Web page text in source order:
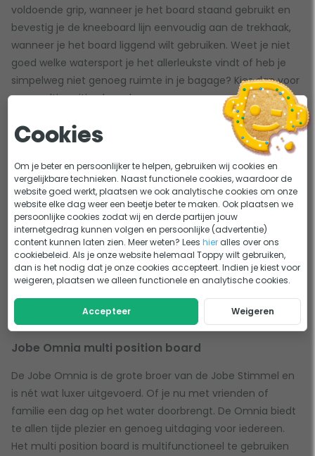
voldoende grip, wanneer je het board staand gebruikt en
bevestig je de kneeboard lijn eenvoudig aan de trekhaak,
wanneer je het board liggend wilt gebruiken. Weet je niet
goed welke watersport je het allerleukste vindt of heb je
simpelweg niet genoeg ruimte in je bagage? Kies dan voor
een multi position board.
Jobe Stimmel multi position board
DeJobe Stimmelis het instapmodel onder de multi
position boards en daarom ideaal voor de hele familie. Het
board is in zes verschillende posities te gebruiken. Hierdoor
is het board niet alleen leuk voor jong en oud, maar neemt
het ook nog eens veel minder plaats in op de boot. De
afneembare vinnen aan de onderkant van het board,
zorgen ervoor dat het board eenvoudig te besturen is. Met
de Jobe Stimmel beleef je gegarandeerd veel plezier op
Jobe Omnia multi position board
De Jobe Omnia is de grote broer van de Jobe Stimmel en
is nét wat luxer uitgevoerd. Of je nu met vrienden of
familie een dag op het water doorbrengt. De Omnia biedt
te allen tijde plezier en genoeg uitdaging voor iedereen.
Het multi position board is multifunctioneel te gebruiken
Cookies
Om je beter en persoonlijker te helpen, gebruiken wij cookies en
vergelijkbare technieken. Naast functionele cookies, waardoor de
website goed werkt, plaatsen we ook analytische cookies om onze
website elke dag weer een beetje beter te maken. Ook plaatsen we
persoonlijke cookies zodat wij en derde partijen jouw
internetgedrag kunnen volgen en persoonlijke (advertentie)
content kunnen laten zien. Meer weten? Leeshier alles over ons
cookiebeleid. Als je onze website helemaal Toppy wilt gebruiken,
dan is het nodig dat je onze cookies accepteert. Indien je kiest voor
weigeren, plaatsen we alleen functionele en analytische cookies.
Accepteer Weigeren